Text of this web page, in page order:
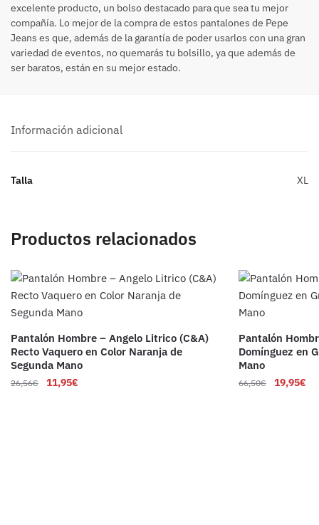
excelente producto, un bolso destacado para que sea tu mejor
compañía. Lo mejor de la compra de estos pantalones de Pepe
Jeans es que, además de la garantía de poder usarlos con una gran
variedad de eventos, no quemarás tu bolsillo, ya que además de
ser baratos, están en su mejor estado.
Información adicional
Talla XL
Productos relacionados
Pantalón Hombre – Angelo Litrico (C&A)
Recto Vaquero en Color Naranja de
Segunda Mano
26,56€ 11,95€
Pantalón
Domínguez en
Mano
66,50€ 19,95€